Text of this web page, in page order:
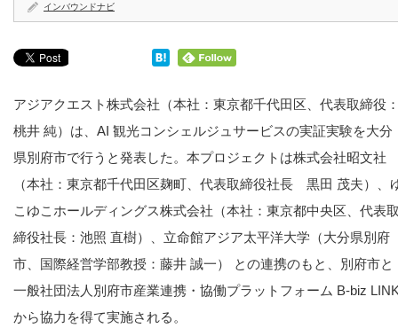
インバウンドナビ
アジアクエスト株式会社（本社：東京都千代田区、代表取締役
桃井 純）は、AI 観光コンシェルジュサービスの実証実験を大分
県別府市で行うと発表した。本プロジェクトは株式会社昭文社
（本社：東京都千代田区麹町、代表取締役社長 黒田 茂夫）、
こゆこホールディングス株式会社（本社：東京都中央区、代表
締役社長：池照 直樹）、立命館アジア太平洋大学（大分県別府
市、国際経営学部教授：藤井 誠一） との連携のもと、別府市と
一般社団法人別府市産業連携・協働プラットフォーム B-biz
から協力を得て実施される。